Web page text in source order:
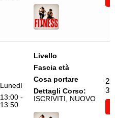
Danza Moderna.B
Danze Latino Americane
Footwork Bachata
Functional Training
Gestualità Femminile
Gioco Danza
Fabio Luisetto
Fergie
Giada Todisco
Giulia D'Arienzo
Giulia Rubagotti
Giulia Setti
Lunedì
13:00 -
13:50
Livello
Fascia età
Cosa portare
Dettagli Corso:
ISCRIVITI, NUOVO